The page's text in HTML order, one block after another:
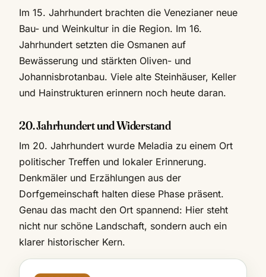
Im 15. Jahrhundert brachten die Venezianer neue
Bau- und Weinkultur in die Region. Im 16.
Jahrhundert setzten die Osmanen auf
Bewässerung und stärkten Oliven- und
Johannisbrotanbau. Viele alte Steinhäuser, Keller
und Hainstrukturen erinnern noch heute daran.
20. Jahrhundert und Widerstand
Im 20. Jahrhundert wurde Meladia zu einem Ort
politischer Treffen und lokaler Erinnerung.
Denkmäler und Erzählungen aus der
Dorfgemeinschaft halten diese Phase präsent.
Genau das macht den Ort spannend: Hier steht
nicht nur schöne Landschaft, sondern auch ein
klarer historischer Kern.